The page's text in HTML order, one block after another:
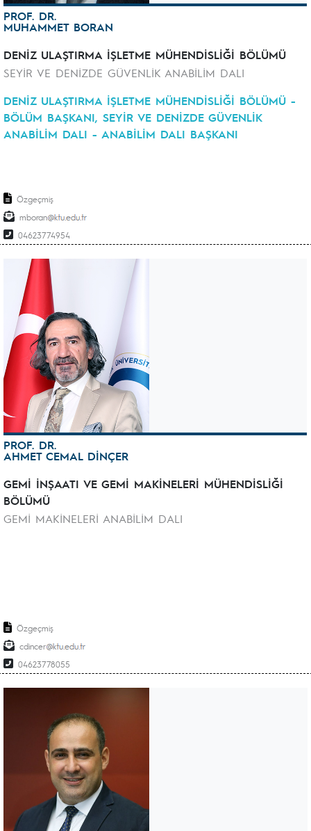
PROF. DR.
MUHAMMET BORAN
DENİZ ULAŞTIRMA İŞLETME MÜHENDİSLİĞİ BÖLÜMÜ
SEYİR VE DENİZDE GÜVENLİK ANABİLİM DALI
DENİZ ULAŞTIRMA İŞLETME MÜHENDİSLİĞİ BÖLÜMÜ -
BÖLÜM BAŞKANI, SEYİR VE DENİZDE GÜVENLİK
ANABİLİM DALI - ANABİLİM DALI BAŞKANI
Özgeçmiş
mboran
04623774954
PROF. DR.
AHMET CEMAL DİNÇER
GEMİ İNŞAATI VE GEMİ MAKİNELERİ MÜHENDİSLİĞİ
BÖLÜMÜ
GEMİ MAKİNELERİ ANABİLİM DALI
Özgeçmiş
cdincer
04623778055